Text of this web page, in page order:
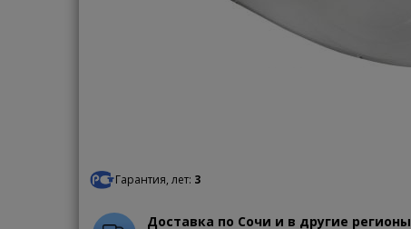
Гарантия, лет: 3
Доставка по Сочи и в другие регионы